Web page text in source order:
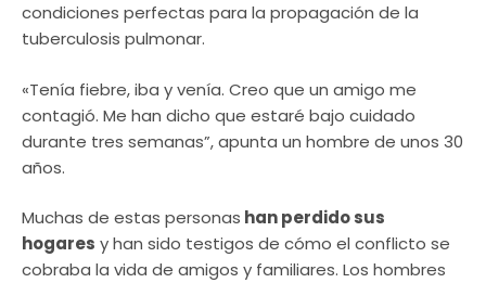
condiciones perfectas para la propagación de la
tuberculosis pulmonar.
«Tenía fiebre, iba y venía. Creo que un amigo me
contagió. Me han dicho que estaré bajo cuidado
durante tres semanas”, apunta un hombre de unos 30
años.
Muchas de estas personas han perdido sus
hogares y han sido testigos de cómo el conflicto se
cobraba la vida de amigos y familiares. Los hombres